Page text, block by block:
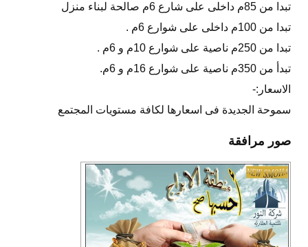
تبدا من 85م داخلى على شارع 6م صالحة لبناء منزل
تبدا من 100م داخلى على شوارع 6م .
تبدا من 250م ناصية على شوارع 10م و 6م .
تبدأ من 350م ناصية على شوارع 16م و 6م.
الاسعار:-
سموحة الجديدة فى اسعارها لكافة مستويات المجتمع
صور مرافقة